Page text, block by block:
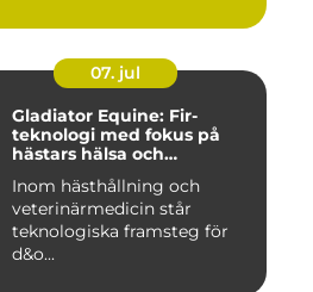
07. jul
Gladiator Equine: Fir-
teknologi med fokus på
hästars hälsa och
Inom hästhållning och
veterinärmedicin står
teknologiska framsteg för
d&o...